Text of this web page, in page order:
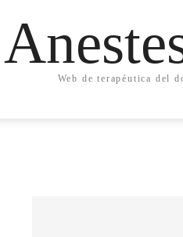
Web de terapéutica del